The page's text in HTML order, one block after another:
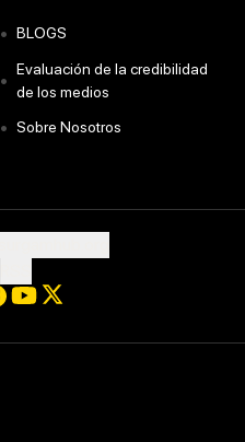
• BLOGS
•
Evaluación de la credibilidad
de los medios
• Sobre Nosotros